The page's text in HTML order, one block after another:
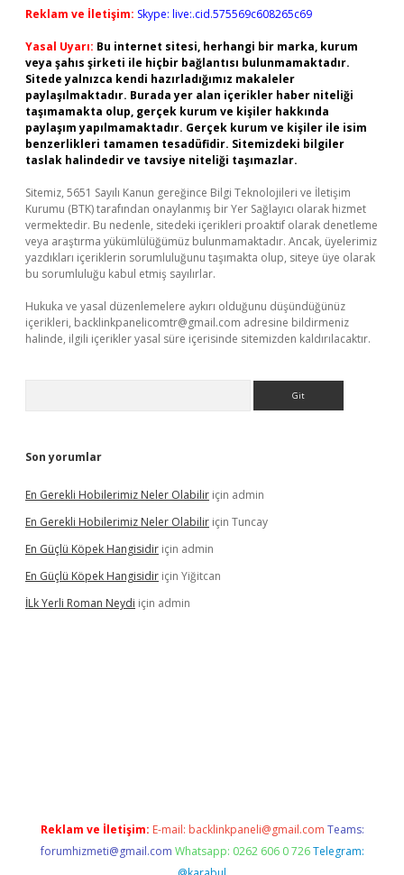
Reklam ve İletişim: Skype: live:.cid.575569c608265c69
Yasal Uyarı: Bu internet sitesi, herhangi bir marka, kurum
veya şahıs şirketi ile hiçbir bağlantısı bulunmamaktadır.
Sitede yalnızca kendi hazırladığımız makaleler
paylaşılmaktadır. Burada yer alan içerikler haber niteliği
taşımamakta olup, gerçek kurum ve kişiler hakkında
paylaşım yapılmamaktadır. Gerçek kurum ve kişiler ile isim
benzerlikleri tamamen tesadüfidir. Sitemizdeki bilgiler
taslak halindedir ve tavsiye niteliği taşımazlar.
Sitemiz, 5651 Sayılı Kanun gereğince Bilgi Teknolojileri ve İletişim
Kurumu (BTK) tarafından onaylanmış bir Yer Sağlayıcı olarak hizmet
vermektedir. Bu nedenle, sitedeki içerikleri proaktif olarak denetleme
veya araştırma yükümlülüğümüz bulunmamaktadır. Ancak, üyelerimiz
yazdıkları içeriklerin sorumluluğunu taşımakta olup, siteye üye olarak
bu sorumluluğu kabul etmiş sayılırlar.
Hukuka ve yasal düzenlemelere aykırı olduğunu düşündüğünüz
içerikleri, backlinkpanelicomtr@gmail.com adresine bildirmeniz
halinde, ilgili içerikler yasal süre içerisinde sitemizden kaldırılacaktır.
Son yorumlar
En Gerekli Hobilerimiz Neler Olabilir için admin
En Gerekli Hobilerimiz Neler Olabilir için Tuncay
En Güçlü Köpek Hangisidir için admin
En Güçlü Köpek Hangisidir için Yiğitcan
İLk Yerli Roman Neydi için admin
Reklam ve İletişim: E-mail: backlinkpaneli@gmail.com Teams:
forumhizmeti@gmail.com Whatsapp: 0262 606 0 726 Telegram: